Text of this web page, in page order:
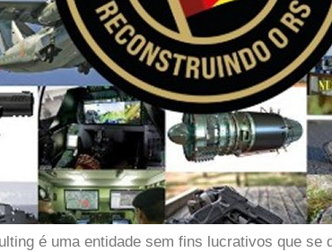
é uma entidade sem fins lucrativos que